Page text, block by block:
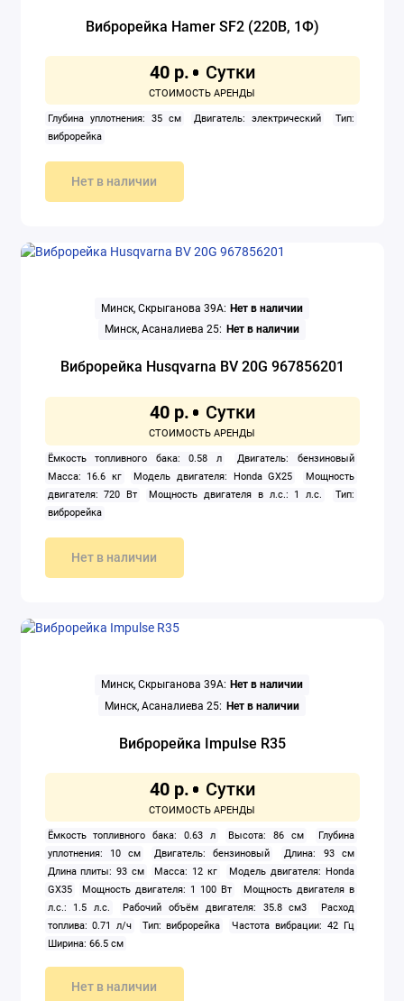
Виброрейка Hamer SF2 (220В, 1Ф)
40 р.
Глубина уплотнения: 35 см Двигатель: электрический
Тип:
виброрейка
Нет в наличии
Минск, Скрыганова 39А: Нет в наличии
Минск, Асаналиева 25: Нет в наличии
Виброрейка Husqvarna BV 20G 967856201
40 р.
Ёмкость топливного бака: 0.58 л
Двигатель: бензиновый
Масса: 16.6 кг
Модель двигателя: Honda GX25
Мощность
двигателя: 720 Вт
Мощность двигателя в л.с.: 1 л.с.
Тип:
виброрейка
Нет в наличии
Минск, Скрыганова 39А: Нет в наличии
Минск, Асаналиева 25: Нет в наличии
Виброрейка Impulse R35
40 р.
Ёмкость топливного бака: 0.63 л Высота: 86 см
Глубина
уплотнения: 10 см
Двигатель: бензиновый
Длина: 93 см
Длина плиты: 93 см
Масса: 12 кг
Модель двигателя: Honda
GX35
Мощность двигателя: 1 100 Вт
Мощность двигателя в
л.с.: 1.5 л.с.
Рабочий объём двигателя: 35.8 см3
Расход
топлива: 0.71 л/ч
Тип: виброрейка
Частота вибрации: 42 Гц
Ширина: 66.5 см
Нет в наличии